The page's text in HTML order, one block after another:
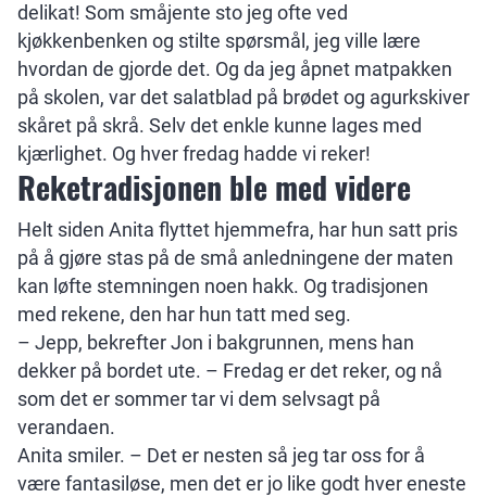
delikat! Som småjente sto jeg ofte ved
kjøkkenbenken og stilte spørsmål, jeg ville lære
hvordan de gjorde det. Og da jeg åpnet matpakken
på skolen, var det salatblad på brødet og agurkskiver
skåret på skrå. Selv det enkle kunne lages med
kjærlighet. Og hver fredag hadde vi reker!
Reketradisjonen ble med videre
Helt siden Anita flyttet hjemmefra, har hun satt pris
på å gjøre stas på de små anledningene der maten
kan løfte stemningen noen hakk. Og tradisjonen
med rekene, den har hun tatt med seg.
– Jepp, bekrefter Jon i bakgrunnen, mens han
dekker på bordet ute. – Fredag er det reker, og nå
som det er sommer tar vi dem selvsagt på
verandaen.
Anita smiler. – Det er nesten så jeg tar oss for å
være fantasiløse, men det er jo like godt hver eneste